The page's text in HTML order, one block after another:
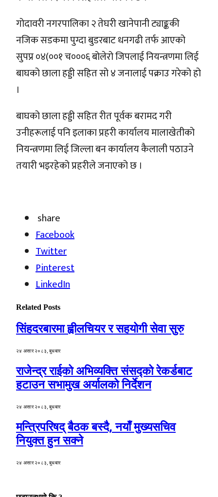
गोदावरी नगरपालिका २ तेघरी खानेपानी ट्याङ्ककी
नजिक सडकमा पुग्दा बुडरबाट धनगढी तर्फ आएको
सुपप्र ०४(००१ च०००६ बोलेरो जिपलाई नियन्त्रणमा लिई
बाघको छाला हड्डी सहित सो ४ जनालाई पक्राउ गरेको हो
।
बाघको छाला हड्डी सहित रीत पूर्वक बरामद गरी
उनीहरूलाई पनि इलाका प्रहरी कार्यालय मालाखेतीको
नियन्त्रणमा लिई जिल्ला बन कार्यालय कैलाली पठाउने
तयारी भइरहेको प्रहरीले जनाएको छ ।
share
Facebook
Twitter
Pinterest
LinkedIn
Related Posts
सिंहदरबारमा ह्वीलचियर र सहयोगी सेवा सुरु
२४ असार २०८३, बुधबार
राजेन्द्र राईको अभिव्यक्ति संसद्को रेकर्डबाट
हटाउन सभामुख अर्यालको निर्देशन
२४ असार २०८३, बुधबार
मन्त्रिपरिषद् बैठक बस्दै, नयाँ मुख्यसचिव
नियुक्त हुन सक्ने
२४ असार २०८३, बुधबार